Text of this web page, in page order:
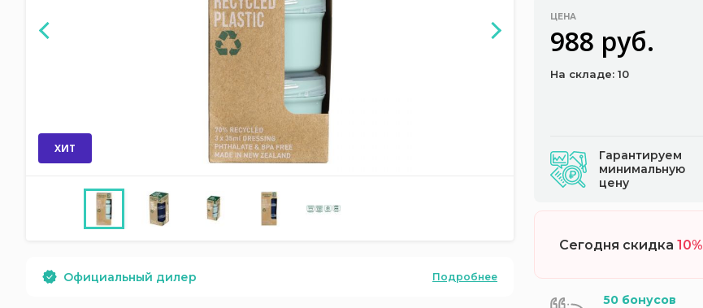
ХИТ
Официальный дилер Подробнее
ЦЕНА
988 руб.
На складе: 10
Гарантируем
минимальную
цену
Сегодня скидка 10%
50 бонусов